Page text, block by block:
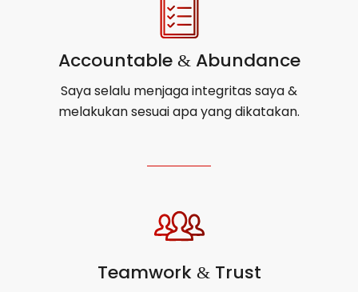
Accountable &Abundance
Saya selalu menjaga integritas saya &
melakukan sesuai apa yang dikatakan.
Teamwork &Trust